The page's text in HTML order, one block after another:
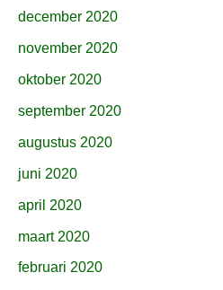
december 2020
november 2020
oktober 2020
september 2020
augustus 2020
juni 2020
april 2020
maart 2020
februari 2020